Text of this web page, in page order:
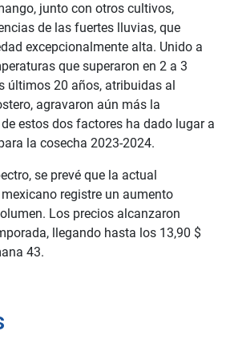
junto con otros cultivos,
de las fuertes lluvias, que
excepcionalmente alta. Unido a
que superaron en 2 a 3
últimos 20 años, atribuidas al
agravaron aún más la
estos dos factores ha dado lugar a
la cosecha 2023-2024.
se prevé que la actual
registre un aumento
Los precios alcanzaron
llegando hasta los 13,90 $
43.